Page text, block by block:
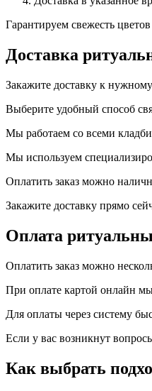
Гарантируем свежесть
Доставка
Закажите доставку к
Выберите удобный способ
Мы работаем со всеми
Мы используем
Оплатить заказ можно
Закажите доставку прямо
Оплата
Оплатить заказ можно
При оплате картой онлайн
Для оплаты через систему
Если у вас возникнут
Как выбрать